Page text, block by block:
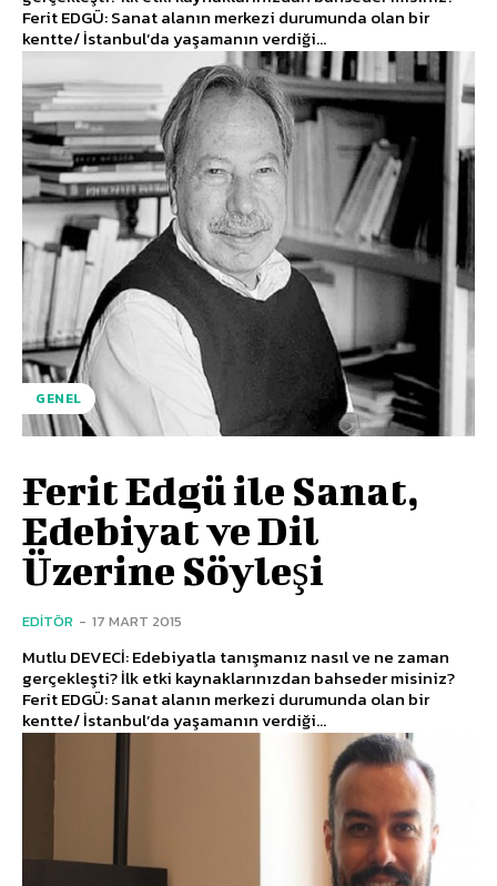
Ferit EDGÜ: Sanat alanın merkezi durumunda olan bir
kentte/ İstanbul’da yaşamanın verdiği...
GENEL
Ferit Edgü ile Sanat,
Edebiyat ve Dil
Üzerine Söyleşi
EDITÖR - 17 MART 2015
Mutlu DEVECİ: Edebiyatla tanışmanız nasıl ve ne zaman
gerçekleşti? İlk etki kaynaklarınızdan bahseder misiniz?
Ferit EDGÜ: Sanat alanın merkezi durumunda olan bir
kentte/ İstanbul’da yaşamanın verdiği...